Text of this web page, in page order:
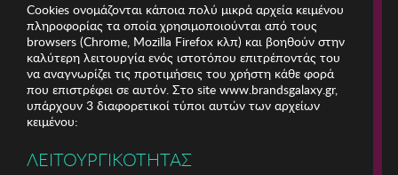
Cookies ονομάζονται κάποια πολύ μικρά αρχεία κειμένου
πληροφορίας τα οποία χρησιμοποιούνται από τους
browsers (Chrome, Mozilla Firefox κλπ) και βοηθούν στην
καλύτερη λειτουργία ενός ιστοτόπου επιτρέποντάς του
να αναγνωρίζει τις προτιμήσεις του χρήστη κάθε φορά
που επιστρέφει σε αυτόν. Στο site www.brandsgalaxy.gr,
υπάρχουν 3 διαφορετικοί τύποι αυτών των αρχείων
κειμένου:
ΛΕΙΤΟΥΡΓΙΚΟΤΗΤΑΣ